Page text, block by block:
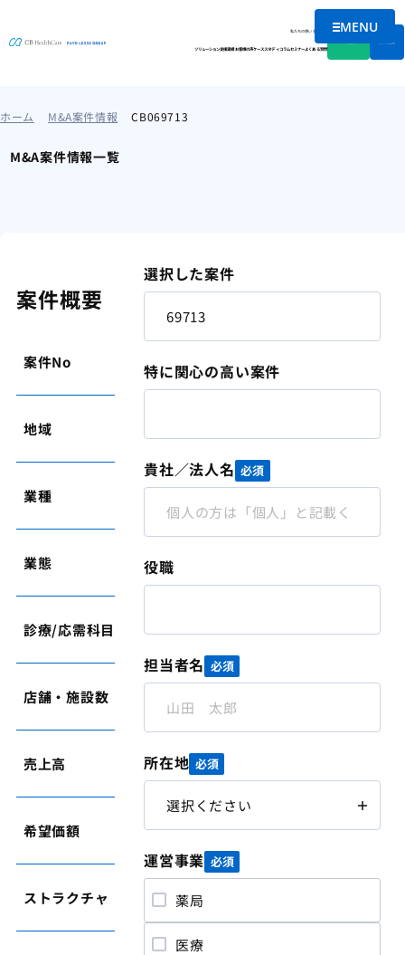
メニュー
MENU
私たちの想い会社情報
ソリューション支援実績お客様の声ケーススタディコラムセミナーよくある質問
ホーム M&A案件情報 CB069713
M&A案件情報一覧
案件概要
案件No 69713
地域
業種
業態
診療/応需科目 内科系
店舗・施設数
売上高 1億6,200万円
希望価額 5,000～7,999万円
ストラクチャ
選択した案件
特に関心の高い案件
貴社／法人名 必須
役職
担当者名 必須
所在地 必須
運営事業 必須
薬局
医療